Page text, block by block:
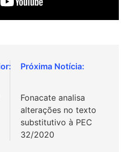
Fonacate analisa
alterações no texto
substitutivo à PEC
32/2020